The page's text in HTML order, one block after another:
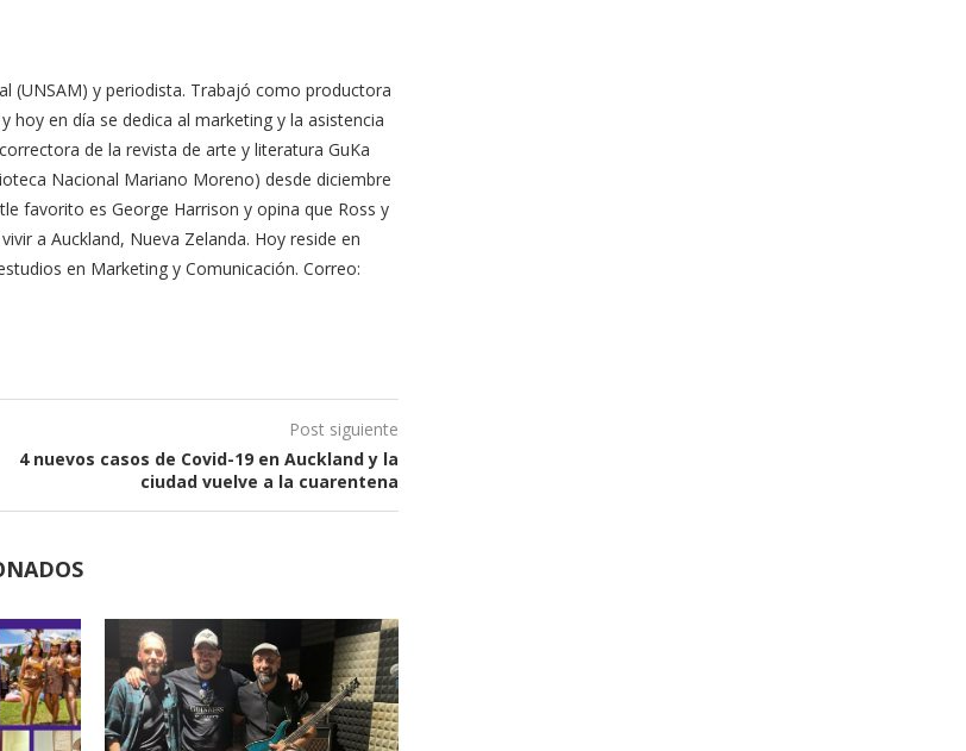
(UNSAM) y periodista. Trabajó como productora
hoy en día se dedica al marketing y la asistencia
de la revista de arte y literatura GuKa
Nacional Mariano Moreno) desde diciembre
favorito es George Harrison y opina que Ross y
a Auckland, Nueva Zelanda. Hoy reside en
en Marketing y Comunicación. Correo:
Post siguiente
4 nuevos casos de Covid-19 en Auckland y la
ciudad vuelve a la cuarentena